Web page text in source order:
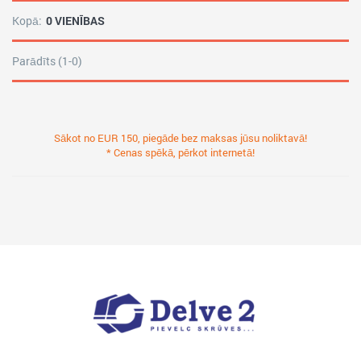
Kopā: 0 VIENĪBAS
Parādīts (1-0)
Sākot no EUR 150, piegāde bez maksas jūsu noliktavā!
* Cenas spēkā, pērkot internetā!